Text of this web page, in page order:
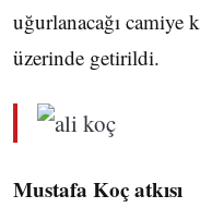
uğurlanacağı camiye
üzerinde getirildi.
Mustafa Koç atkısı